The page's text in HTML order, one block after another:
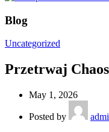
Blog
Uncategorized
Przetrwaj
May 1, 2026
Posted by